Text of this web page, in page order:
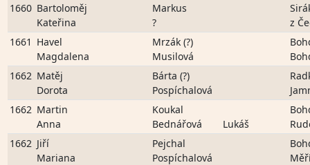
1660 Bartoloměj
Kateřina
Markus
?
z
1661 Havel
Magdalena
Mrzák (?)
Musilová
1662 Matěj
Dorota
Bárta (?)
Pospíchalová
1662 Martin
Anna
Koukal
Bednářová
Lukáš
1662 Jiří
Mariana
Pejchal
Pospíchalová